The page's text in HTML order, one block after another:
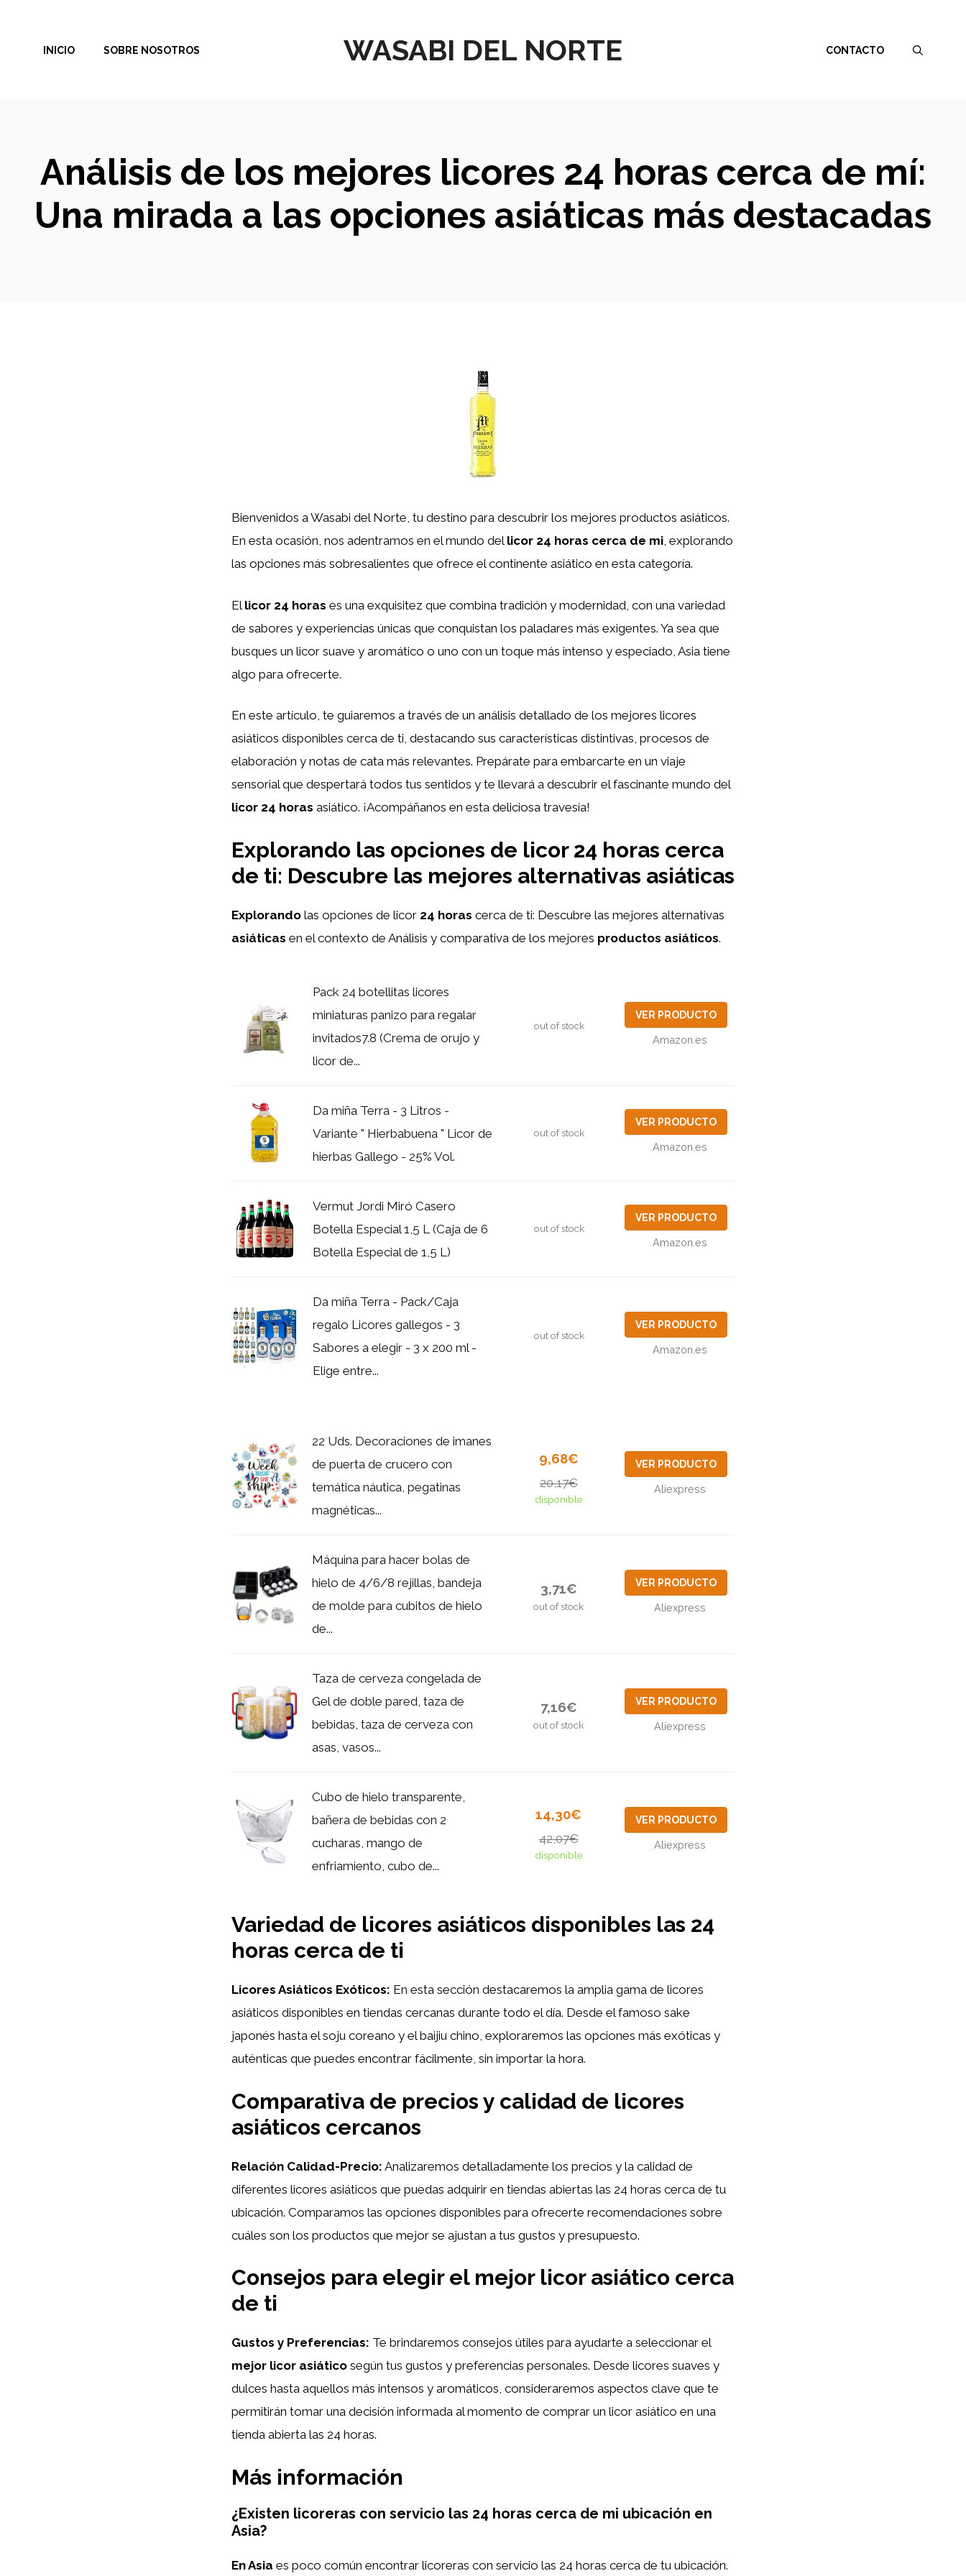
contenido
WASABI DEL NORTE
INICIO SOBRE NOSOTROS CONTACTO
Análisis de los mejores licores 24 horas cerca de mí:
Una mirada a las opciones asiáticas más destacadas
Bienvenidos a Wasabi del Norte, tu destino para descubrir los mejores productos asiáticos.
En esta ocasión, nos adentramos en el mundo del licor 24 horas cerca de mi, explorando
las opciones más sobresalientes que ofrece el continente asiático en esta categoría.
El licor 24 horas es una exquisitez que combina tradición y modernidad, con una variedad
de sabores y experiencias únicas que conquistan los paladares más exigentes. Ya sea que
busques un licor suave y aromático o uno con un toque más intenso y especiado, Asia tiene
algo para ofrecerte.
En este artículo, te guiaremos a través de un análisis detallado de los mejores licores
asiáticos disponibles cerca de ti, destacando sus características distintivas, procesos de
elaboración y notas de cata más relevantes. Prepárate para embarcarte en un viaje
sensorial que despertará todos tus sentidos y te llevará a descubrir el fascinante mundo del
licor 24 horas asiático. ¡Acompáñanos en esta deliciosa travesía!
Explorando las opciones de licor 24 horas cerca
de ti: Descubre las mejores alternativas asiáticas
Explorando las opciones de licor 24 horas cerca de ti: Descubre las mejores alternativas
asiáticas en el contexto de Análisis y comparativa de los mejores productos asiáticos.
Pack 24 botellitas licores
miniaturas panizo para regalar
invitados7.8 (Crema de orujo y
licor de...
out of stock
VER PRODUCTO
Amazon.es
Da miña Terra - 3 Litros -
Variante " Hierbabuena " Licor de
hierbas Gallego - 25% Vol.
out of stock
VER PRODUCTO
Amazon.es
Vermut Jordi Miró Casero
Botella Especial 1,5 L (Caja de 6
Botella Especial de 1,5 L)
out of stock
VER PRODUCTO
Amazon.es
Da miña Terra - Pack/Caja
regalo Licores gallegos - 3
Sabores a elegir - 3 x 200 ml -
Elige entre...
out of stock
VER PRODUCTO
Amazon.es
22 Uds. Decoraciones de imanes
de puerta de crucero con
temática náutica, pegatinas
magnéticas...
9,68€
20,17€
disponible
VER PRODUCTO
Aliexpress
Máquina para hacer bolas de
hielo de 4/6/8 rejillas, bandeja
de molde para cubitos de hielo
de...
3,71€
out of stock
VER PRODUCTO
Aliexpress
Taza de cerveza congelada de
Gel de doble pared, taza de
bebidas, taza de cerveza con
asas, vasos...
7,16€
out of stock
VER PRODUCTO
Aliexpress
Cubo de hielo transparente,
bañera de bebidas con 2
cucharas, mango de
enfriamiento, cubo de...
14,30€
42,07€
disponible
VER PRODUCTO
Aliexpress
Variedad de licores asiáticos disponibles las 24
horas cerca de ti
Licores Asiáticos Exóticos: En esta sección destacaremos la amplia gama de licores
asiáticos disponibles en tiendas cercanas durante todo el día. Desde el famoso sake
japonés hasta el soju coreano y el baijiu chino, exploraremos las opciones más exóticas y
auténticas que puedes encontrar fácilmente, sin importar la hora.
Comparativa de precios y calidad de licores
asiáticos cercanos
Relación Calidad-Precio: Analizaremos detalladamente los precios y la calidad de
diferentes licores asiáticos que puedas adquirir en tiendas abiertas las 24 horas cerca de tu
ubicación. Comparamos las opciones disponibles para ofrecerte recomendaciones sobre
cuáles son los productos que mejor se ajustan a tus gustos y presupuesto.
Consejos para elegir el mejor licor asiático cerca
de ti
Gustos y Preferencias: Te brindaremos consejos útiles para ayudarte a seleccionar el
mejor licor asiático según tus gustos y preferencias personales. Desde licores suaves y
dulces hasta aquellos más intensos y aromáticos, consideraremos aspectos clave que te
permitirán tomar una decisión informada al momento de comprar un licor asiático en una
tienda abierta las 24 horas.
Más información
¿Existen licoreras con servicio las 24 horas cerca de mi ubicación en
Asia?
En Asia es poco común encontrar licoreras con servicio las 24 horas cerca de tu ubicación.